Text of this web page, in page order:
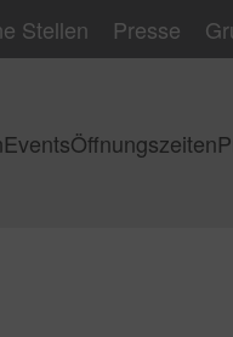
Stellen Presse
EventsÖffnungszeiten